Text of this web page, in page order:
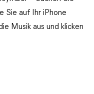
Sie auf Ihr iPhone
Musik aus und klicken